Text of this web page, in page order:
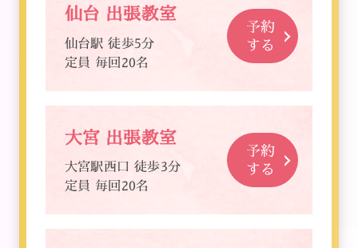
仙台 出張教室
仙台駅 徒歩5分
定員 毎回20名
予約
する
大宮 出張教室
大宮駅西口 徒歩3分
定員 毎回20名
予約
する